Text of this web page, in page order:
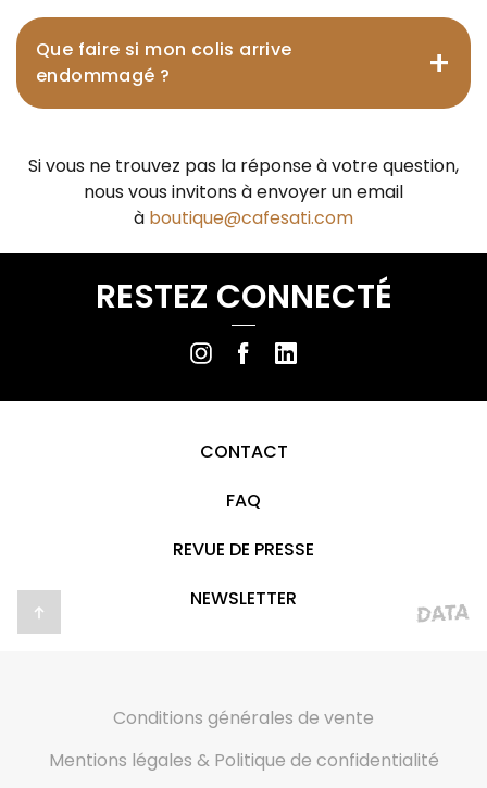
Que faire si mon colis arrive
endommagé ?
+
Si vous ne trouvez pas la réponse à votre question,
nous vous invitons à envoyer un email
à boutique@cafesati.com
RESTEZ CONNECTÉ
CONTACT
FAQ
REVUE DE PRESSE
NEWSLETTER
Conditions générales de vente
Mentions légales & Politique de confidentialité